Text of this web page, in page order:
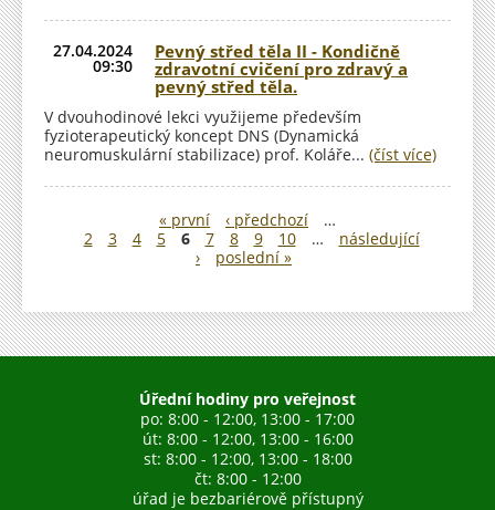
27.04.2024
09:30
Pevný střed těla II - Kondičně
zdravotní cvičení pro zdravý a
pevný střed těla.
V dvouhodinové lekci využijeme především
fyzioterapeutický koncept DNS (Dynamická
neuromuskulární stabilizace) prof. Koláře... (číst více)
á
n
« první ‹ předchozí
…
2
3 4 5 6 7 8 9 10 …
následující
›
poslední »
Úřední hodiny pro veřejnost
po: 8:00 - 12:00, 13:00 - 17:00
út: 8:00 - 12:00, 13:00 - 16:00
st: 8:00 - 12:00, 13:00 - 18:00
čt: 8:00 - 12:00
úřad je bezbariérově přístupný